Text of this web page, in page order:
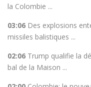
la Colombie ...
03:06 Des explosions
missiles balistiques ...
02:06 Trump qualifie la
bal de la Maison ...